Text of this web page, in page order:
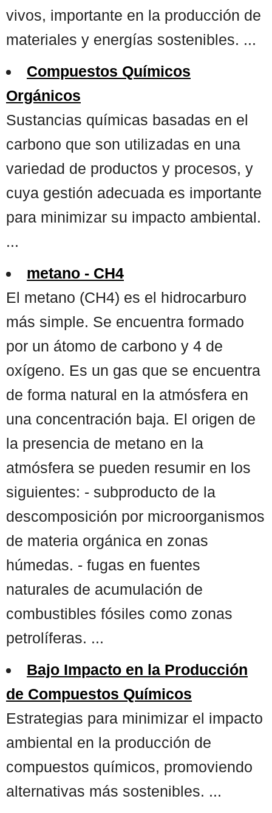
vivos, importante en la producción de
materiales y energías sostenibles. ...
Compuestos Químicos
Orgánicos
Sustancias químicas basadas en el
carbono que son utilizadas en una
variedad de productos y procesos, y
cuya gestión adecuada es importante
para minimizar su impacto ambiental.
...
metano - CH4
El metano (CH4) es el hidrocarburo
más simple. Se encuentra formado
por un átomo de carbono y 4 de
oxígeno. Es un gas que se encuentra
de forma natural en la atmósfera en
una concentración baja. El origen de
la presencia de metano en la
atmósfera se pueden resumir en los
siguientes: - subproducto de la
descomposición por microorganismos
de materia orgánica en zonas
húmedas. - fugas en fuentes
naturales de acumulación de
combustibles fósiles como zonas
petrolíferas. ...
Bajo Impacto en la Producción
de Compuestos Químicos
Estrategias para minimizar el impacto
ambiental en la producción de
compuestos químicos, promoviendo
alternativas más sostenibles. ...